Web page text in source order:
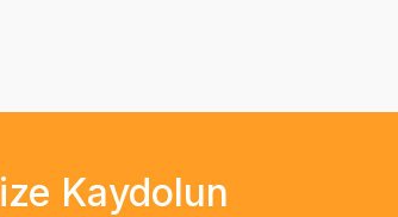
Kaydolun